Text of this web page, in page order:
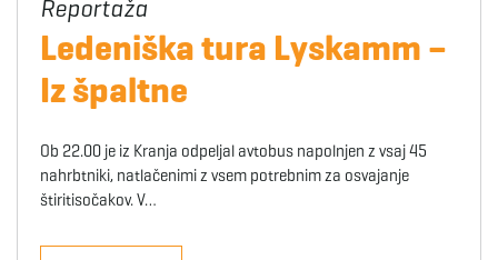
Ledeniška tura Lyskamm –
Iz špaltne
Ob 22.00 je iz Kranja odpeljal avtobus napolnjen z vsaj 45
nahrbtniki, natlačenimi z vsem potrebnim za osvajanje
štiritisočakov. V…